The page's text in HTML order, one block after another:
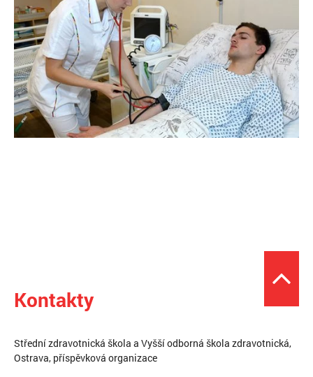
Kontakty
Střední zdravotnická škola a Vyšší odborná škola zdravotnická,
Ostrava, příspěvková organizace